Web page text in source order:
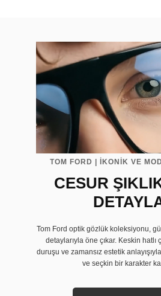
TOM FORD | İKONİK VE
CESUR
Tom Ford optik gözlük koleksiyonu,
detaylarıyla öne çıkar. Keskin
duruşu ve zamansız estetik
ve seçkin bir karakter